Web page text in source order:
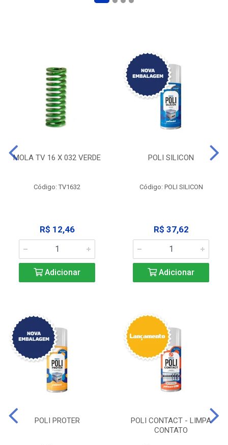
MOLA TV 16 X 032 VERDE
Código: TV1632
R$ 12,46
Adicionar
POLI SILICON
Código: POLI SILICON
R$ 37,62
Adicionar
POLI PROTER
POLI CONTACT - LIMPA
CONTATO